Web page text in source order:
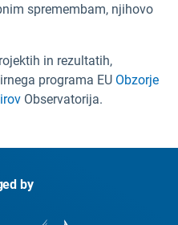
spremembam, njihovo
in rezultatih,
programa EU Obzorje
Observatorija.
by